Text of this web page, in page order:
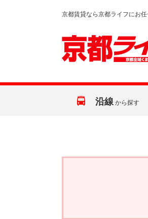
京都賃貸なら京都ライフにお
沿線 から探す